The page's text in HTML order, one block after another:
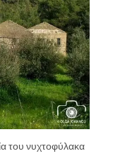
του νυχτοφύλακα